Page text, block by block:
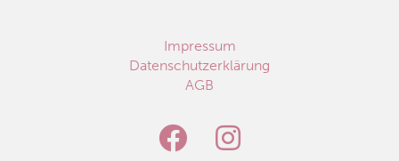
Impressum
Datenschutzerklärung
AGB